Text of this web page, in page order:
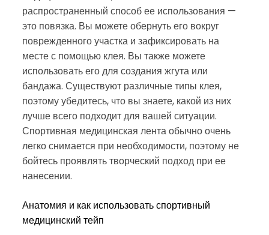
распространенный способ ее использования —
это повязка. Вы можете обернуть его вокруг
поврежденного участка и зафиксировать на
месте с помощью клея. Вы также можете
использовать его для создания жгута или
бандажа. Существуют различные типы клея,
поэтому убедитесь, что вы знаете, какой из них
лучше всего подходит для вашей ситуации.
Спортивная медицинская лента обычно очень
легко снимается при необходимости, поэтому не
бойтесь проявлять творческий подход при ее
нанесении.
Анатомия и как использовать спортивный
медицинский тейп